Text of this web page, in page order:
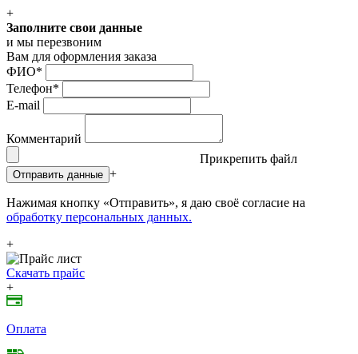
+
Заполните свои данные
и мы перезвоним
Вам для оформления заказа
ФИО*
Телефон*
E-mail
Комментарий
Прикрепить файл
Отправить данные +
Нажимая кнопку «Отправить», я даю своё согласие на
обработку персональных данных.
+
Скачать прайс
+
Оплата